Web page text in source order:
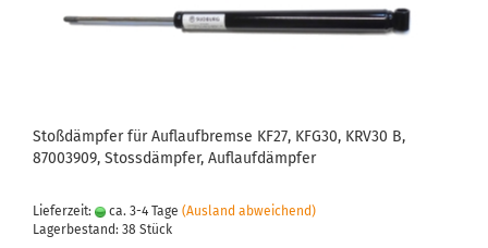
Stoßdämpfer für Auflaufbremse KF27, KFG30, KRV30 B,
87003909, Stossdämpfer, Auflaufdämpfer
Lieferzeit: ca. 3-4 Tage (Ausland abweichend)
Lagerbestand: 38 Stück